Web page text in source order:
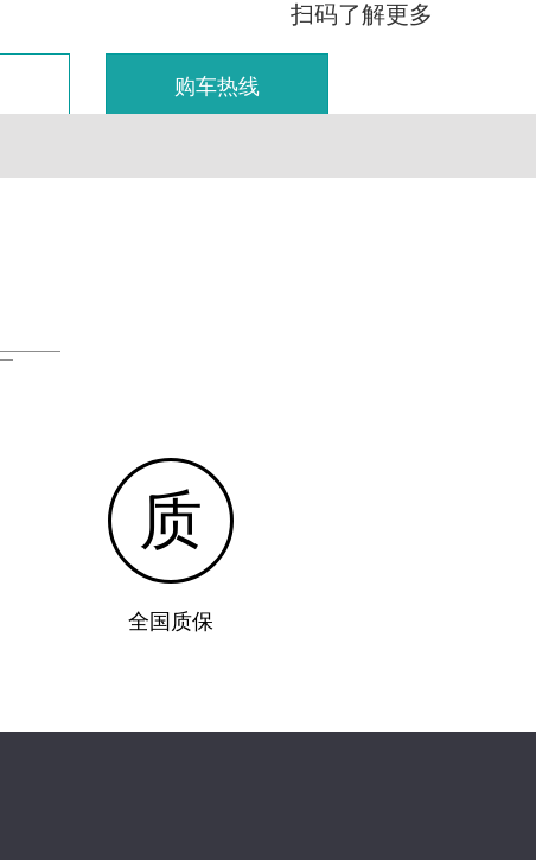
扫码了解更多
购车热线
质
全国质保